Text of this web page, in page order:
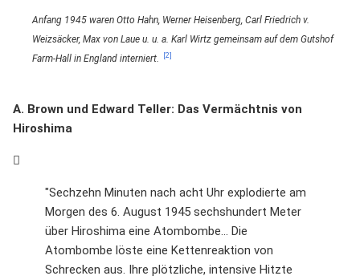
Anfang 1945 waren Otto Hahn, Werner Heisenberg, Carl Friedrich v.
Weizsäcker, Max von Laue u. u. a. Karl Wirtz gemeinsam auf dem Gutshof
Farm-Hall in England interniert.
[2]
A. Brown und Edward Teller: Das Vermächtnis von
Hiroshima
"Sechzehn Minuten nach acht Uhr explodierte am
Morgen des 6. August 1945 sechshundert Meter
über Hiroshima eine Atombombe... Die
Atombombe löste eine Kettenreaktion von
Schrecken aus. Ihre plötzliche, intensive Hitzte